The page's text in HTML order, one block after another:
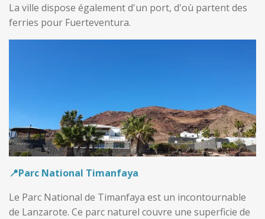
La ville dispose également d'un port, d'où partent des
ferries pour Fuerteventura.
📍Parc National Timanfaya
Le Parc National de Timanfaya est un incontournable
de Lanzarote. Ce parc naturel couvre une superficie de